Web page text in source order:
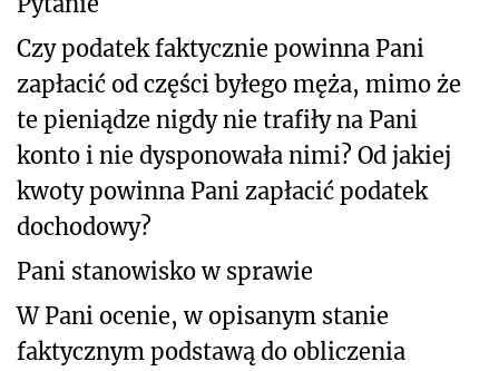
Czy podatek faktycznie powinna Pani
zapłacić od części byłego męża, mimo że
te pieniądze nigdy nie trafiły na Pani
konto i nie dysponowała nimi? Od jakiej
kwoty powinna Pani zapłacić podatek
dochodowy?
Pani stanowisko w sprawie
W Pani ocenie, w opisanym stanie
faktycznym podstawą do obliczenia